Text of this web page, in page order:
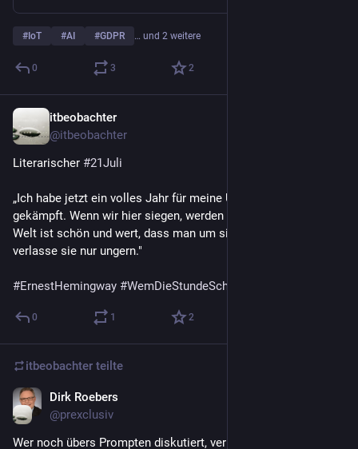
# IoT #AI #GDPR … und 2 weitere
0 3 2
itbeobachter
@itbeobachter
Literarischer #21Juli
„Ich habe jetzt ein volles Jahr für meine Überzeugung
gekämpft. Wenn wir hier siegen, werden wir überall siegen. Die
Welt ist schön und wert, dass man um sie kämpft, und ich
verlasse sie nur ungern."
#ErnestHemingway #WemDieStundeSchlägt
0 1 2
itbeobachter teilte
Dirk Roebers
@prexclusiv
Wer noch übers Prompten diskutiert, verpasst den echten